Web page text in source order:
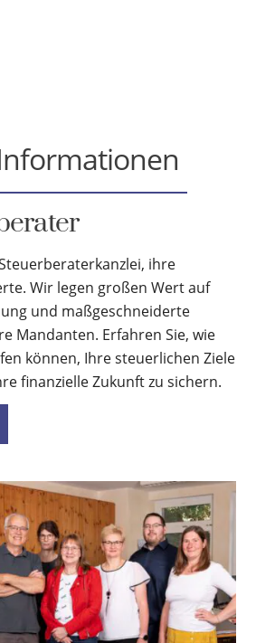
ihre
Wir legen großen Wert auf
und maßgeschneiderte
Mandanten. Erfahren Sie, wie
können, Ihre steuerlichen Ziele
finanzielle Zukunft zu sichern.